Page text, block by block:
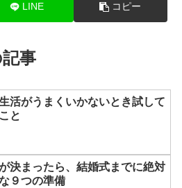
LINE コピー
事
活がうまくいかないとき試して
と
決まったら、結婚式までに絶対
９つの準備